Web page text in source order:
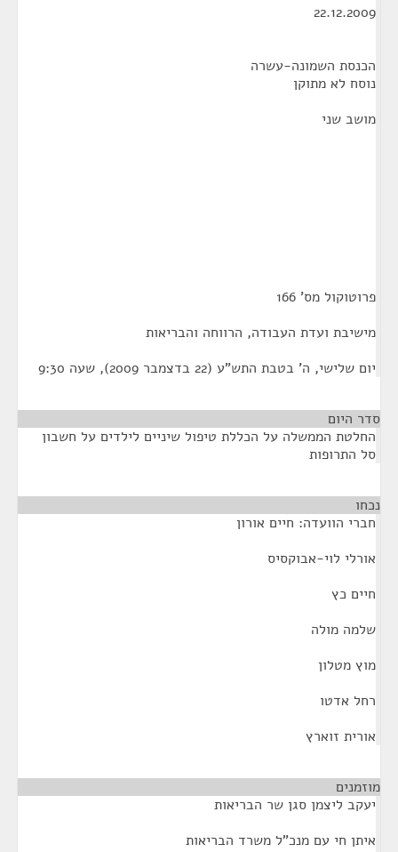
22.12.2009
הכנסת השמונה-עשרה
נוסח לא מתוקן
מושב שני
פרוטוקול מס' 166
מישיבת ועדת העבודה, הרווחה והבריאות
יום שלישי, ה' בטבת התש"ע (22 בדצמבר 2009), שעה 9:30
סדר היום
החלטת הממשלה על הכללת טיפול שיניים לילדים על חשבון
סל התרופות
נכחו
חברי הוועדה: חיים אורון
אורלי לוי-אבוקסיס
חיים כץ
שלמה מולה
מוץ מטלון
רחל אדטו
אורית זוארץ
מוזמנים
יעקב ליצמן סגן שר הבריאות
איתן חי עם מנכ"ל משרד הבריאות